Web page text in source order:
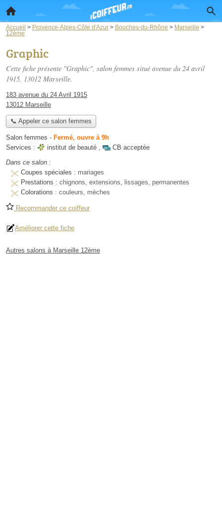
Accueil > Provence-Alpes-Côte d'Azur > Bouches-du-Rhône > Marseille >
12ème
Graphic
Cette fiche présente "Graphic", salon femmes situé avenue du 24 avril
1915, 13012 Marseille.
183 avenue du 24 Avril 1915
13012 Marseille
📞 Appeler ce salon femmes
Salon femmes - Fermé, ouvre à 9h
Services :
institut de beauté ,
CB acceptée
Dans ce salon :
Coupes spéciales : mariages
Prestations : chignons, extensions, lissages, permanentes
Colorations : couleurs, mèches
Recommander ce coiffeur
Améliorer cette fiche
Autres salons à Marseille 12ème